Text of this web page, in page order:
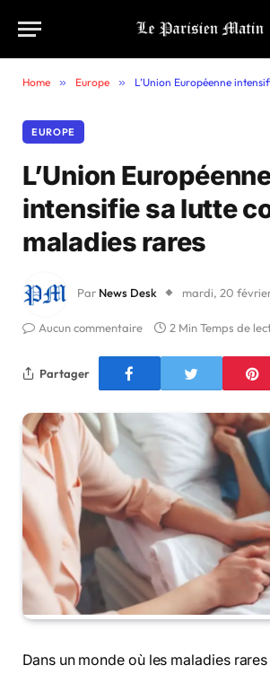
Home » Europe » L’Union Européenne intensifie sa
EUROPE
L’Union
intensifie sa lutte
maladies rares
Par News Desk mardi, 20
Aucun commentaire 2 Min Temps de
Partager
Dans un monde où les maladies